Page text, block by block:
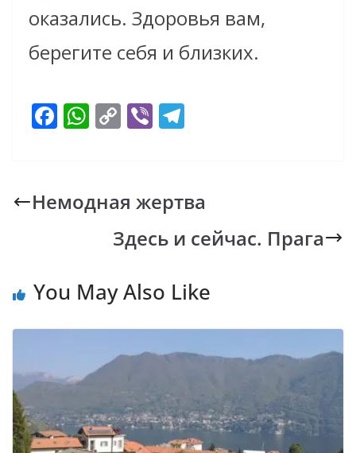
оказались. Здоровья вам,
берегите себя и близких.
F
b
o
W
s
A
C
y
Li
n
Vi
gr
a
m
Немодная жертва
Здесь и сейчас. Прага
You May Also Like